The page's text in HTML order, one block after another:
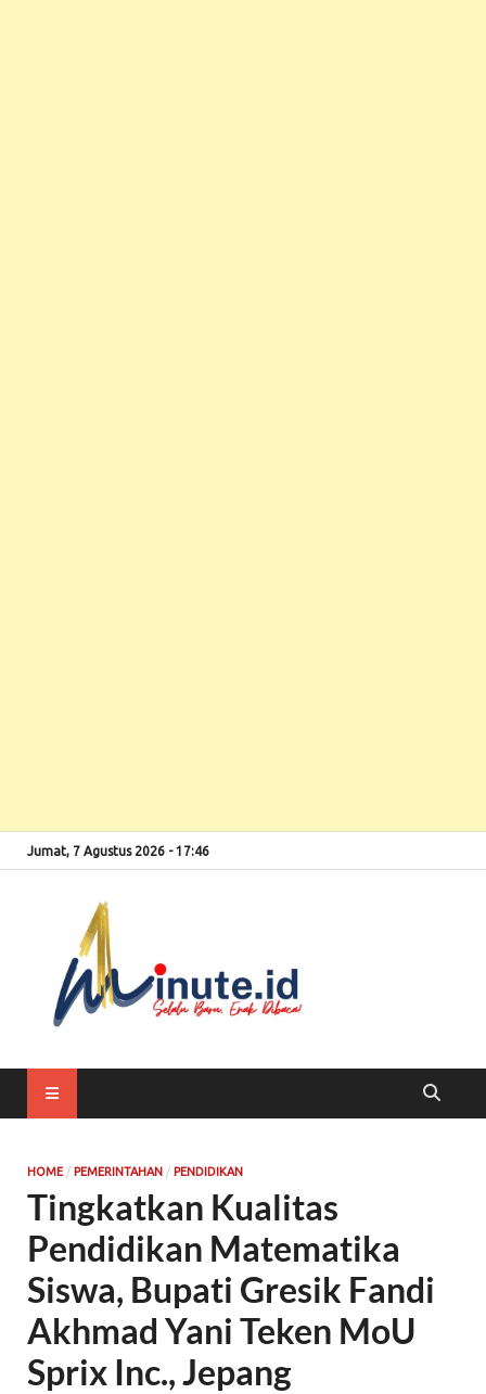
Jumat, 7 Agustus 2026 - 17:46
HOME / PEMERINTAHAN / PENDIDIKAN
Tingkatkan Kualitas
Pendidikan Matematika
Siswa, Bupati Gresik Fandi
Akhmad Yani Teken MoU
Sprix Inc., Jepang